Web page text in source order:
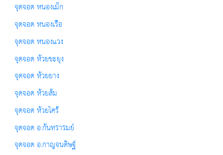
จุดจอด หนองเม็ก
จุดจอด หนองเรือ
จุดจอด หนองแวง
จุดจอด ห้วยขะยุง
จุดจอด ห้วยยาง
จุดจอด ห้วยส้ม
จุดจอด ห้วยไคร้
จุดจอด อ.กันทรารมย์
จุดจอด อ.กาญจนดิษฐ์